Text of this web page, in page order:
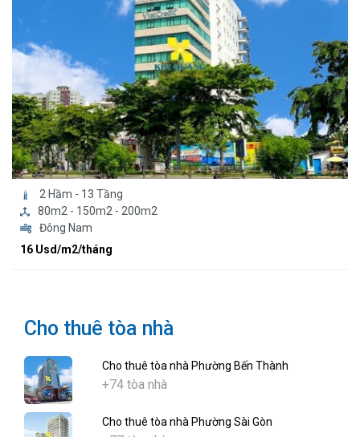
2 Hầm - 13 Tầng
80m2 - 150m2 - 200m2
Đông Nam
16 Usd/m2/tháng
Cho thuê tòa nhà
Cho thuê tòa nhà Phường Bến Thành
+74 tòa nhà
Cho thuê tòa nhà Phường Sài Gòn